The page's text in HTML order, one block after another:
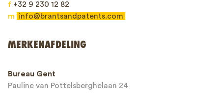
This site is protected by reCAPTCHA and the Google
f +32 9 230 12 82
m
info@brantsandpatents.com
MERKENAFDELING
Bureau Gent
Pauline van Pottelsberghelaan 24